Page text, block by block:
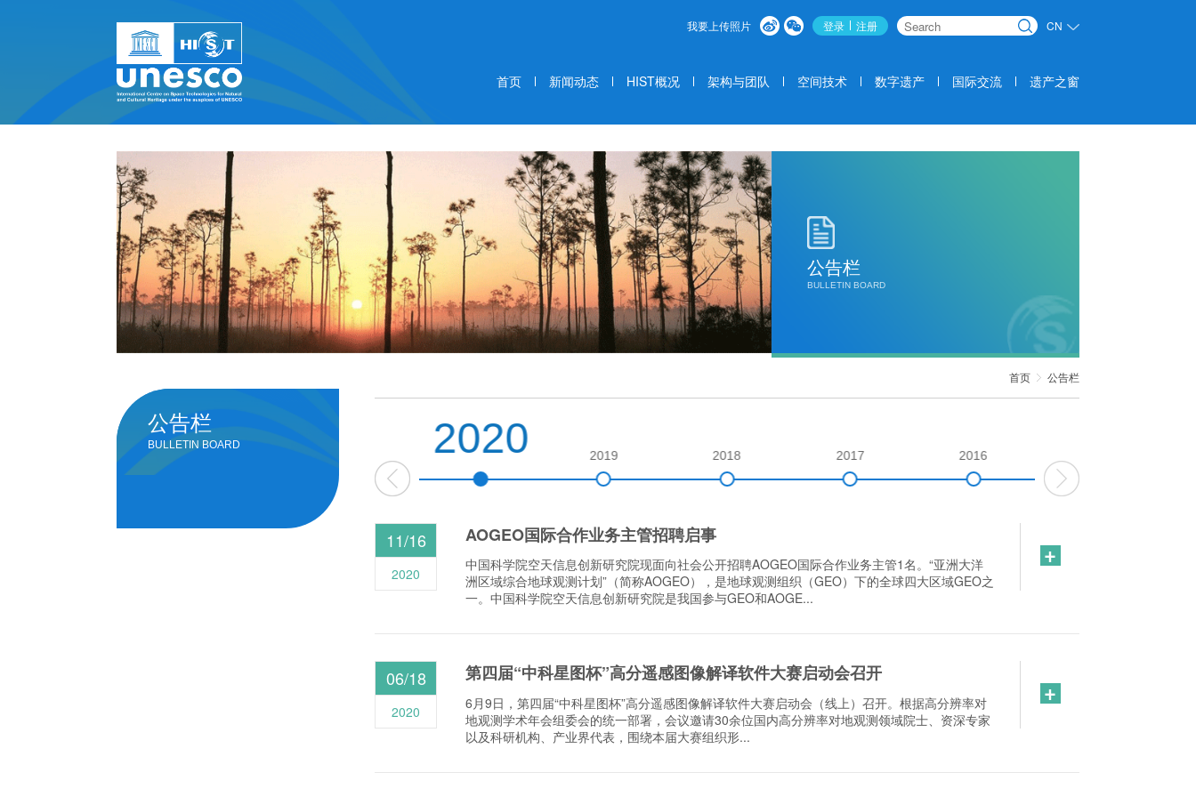
我要上传照片 登录 注册 CN
首页 新闻动态 HIST概况 架构与团队 空间技术 数字遗产 国际交流 遗产之窗
公告栏
BULLETIN BOARD
首页 公告栏
2023 2020 2019 2018 2017 2016
AOGEO国际合作业务主管招聘启事
中国科学院空天信息创新研究院现面向社会公开招聘AOGEO国际合作业务主管1名。“亚洲大洋
洲区域综合地球观测计划”（简称AOGEO），是地球观测组织（GEO）下的全球四大区域GEO之
一。中国科学院空天信息创新研究院是我国参与GEO和AOGE...
11/16
2020
+
第四届“中科星图杯”高分遥感图像解译软件大赛启动会召开
6月9日，第四届“中科星图杯”高分遥感图像解译软件大赛启动会（线上）召开。根据高分辨率对
地观测学术年会组委会的统一部署，会议邀请30余位国内高分辨率对地观测领域院士、资深专家
以及科研机构、产业界代表，围绕本届大赛组织形...
06/18
2020
+
公告栏
BULLETIN BOARD